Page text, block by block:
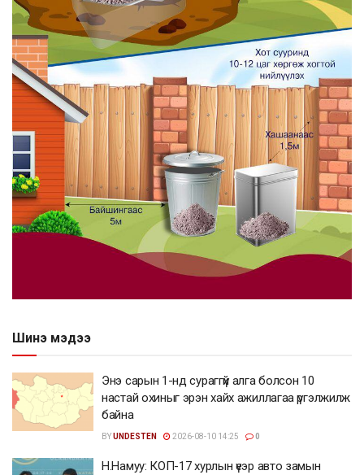
Шинэ мэдээ
Энэ сарын 1-нд сураггүй алга болсон 10
настай охиныг эрэн хайх ажиллагаа үргэлжилж
байна
BYUNDESTEN 2026-08-10 14:25 0
Н.Намуу: КОП-17 хурлын үеэр авто замын